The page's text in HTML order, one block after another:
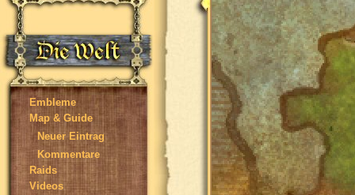
Embleme
Map & Guide
Neuer Eintrag
Kommentare
Raids
Videos